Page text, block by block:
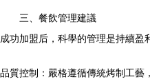
三、餐飲管理建議
成功加盟后，科學的管理是持續盈
品質控制：嚴格遵循傳統烤制工藝